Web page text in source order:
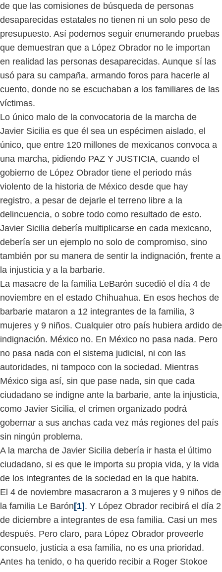
de que las comisiones de búsqueda de personas
desaparecidas estatales no tienen ni un solo peso de
presupuesto. Así podemos seguir enumerando pruebas
que demuestran que a López Obrador no le importan
en realidad las personas desaparecidas. Aunque sí las
usó para su campaña, armando foros para hacerle al
cuento, donde no se escuchaban a los familiares de las
víctimas.
Lo único malo de la convocatoria de la marcha de
Javier Sicilia es que él sea un espécimen aislado, el
único, que entre 120 millones de mexicanos convoca a
una marcha, pidiendo PAZ Y JUSTICIA, cuando el
gobierno de López Obrador tiene el periodo más
violento de la historia de México desde que hay
registro, a pesar de dejarle el terreno libre a la
delincuencia, o sobre todo como resultado de esto.
Javier Sicilia debería multiplicarse en cada mexicano,
debería ser un ejemplo no solo de compromiso, sino
también por su manera de sentir la indignación, frente a
la injusticia y a la barbarie.
La masacre de la familia LeBarón sucedió el día 4 de
noviembre en el estado Chihuahua. En esos hechos de
barbarie mataron a 12 integrantes de la familia, 3
mujeres y 9 niños. Cualquier otro país hubiera ardido de
indignación. México no. En México no pasa nada. Pero
no pasa nada con el sistema judicial, ni con las
autoridades, ni tampoco con la sociedad. Mientras
México siga así, sin que pase nada, sin que cada
ciudadano se indigne ante la barbarie, ante la injusticia,
como Javier Sicilia, el crimen organizado podrá
gobernar a sus anchas cada vez más regiones del país
sin ningún problema.
A la marcha de Javier Sicilia debería ir hasta el último
ciudadano, si es que le importa su propia vida, y la vida
de los integrantes de la sociedad en la que habita.
El 4 de noviembre masacraron a 3 mujeres y 9 niños de
la familia Le Barón[1]. Y López Obrador recibirá el día 2
de diciembre a integrantes de esa familia. Casi un mes
después. Pero claro, para López Obrador proveerle
consuelo, justicia a esa familia, no es una prioridad.
Antes ha tenido, o ha querido recibir a Roger Stokoe